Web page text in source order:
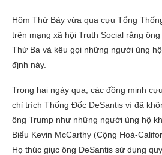
Hôm Thứ Bảy vừa qua cựu Tổng
trên mạng xã hội Truth Social rằng
Thứ Ba và kêu gọi những người ủng
định này.
Trong hai ngày qua, các đồng minh
chỉ trích Thống Đốc DeSantis vì đã
ông Trump như những người ủng hộ
Biểu Kevin McCarthy (Cộng Hoà-
Họ thúc giục ông DeSantis sử dụng